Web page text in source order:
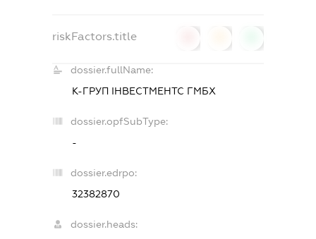
riskFactors.title
dossier.fullName:
К-ГРУП ІНВЕСТМЕНТС ГМБХ
dossier.opfSubType:
-
dossier.edrpo:
32382870
dossier.heads: